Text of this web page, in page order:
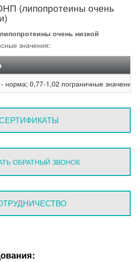
(липопротеины очень
очень низкой
значения:
норма; 0,77-1,02 пограничные
ОБРАТНЫЙ ЗВОНОК